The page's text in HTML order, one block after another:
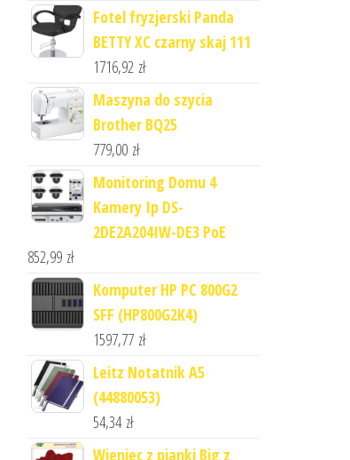
Fotel fryzjerski Panda
BETTY XC czarny skaj 111
1716,92 zł
Maszyna do szycia
Brother BQ25
779,00 zł
Monitoring Domu 4
Kamery Ip DS-
2DE2A204IW-DE3 PoE
852,99 zł
Komputer HP PC 800G2
SFF (HP800G2K4)
1597,77 zł
Leitz Notatnik A5
(44880053)
54,34 zł
Wieniec z pianki Big z